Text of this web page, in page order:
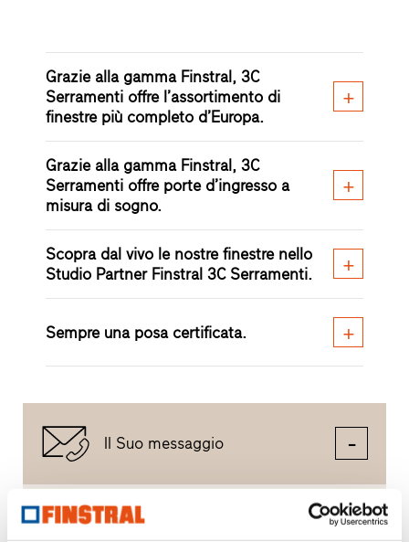
Grazie alla gamma Finstral, 3C
Serramenti offre l’assortimento di
finestre più completo d’Europa.
Grazie alla gamma Finstral, 3C
Serramenti offre porte d’ingresso a
misura di sogno.
Scopra dal vivo le nostre finestre nello
Studio Partner Finstral 3C Serramenti.
Sempre una posa certificata.
Il Suo messaggio